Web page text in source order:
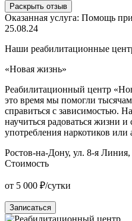
Раскрыть отзыв
Оказанная услуга: Помощь при
25.08.24
Наши реабилитационные
«Новая жизнь»
Реабилитационный центр
это время мы помогли
справиться с зависимостью.
научиться радоваться жизни и
употребления наркотиков или
Ростов-на-Дону, ул. 8-я Линия,
Стоимость
от 5 000 ₽/сутки
Записаться